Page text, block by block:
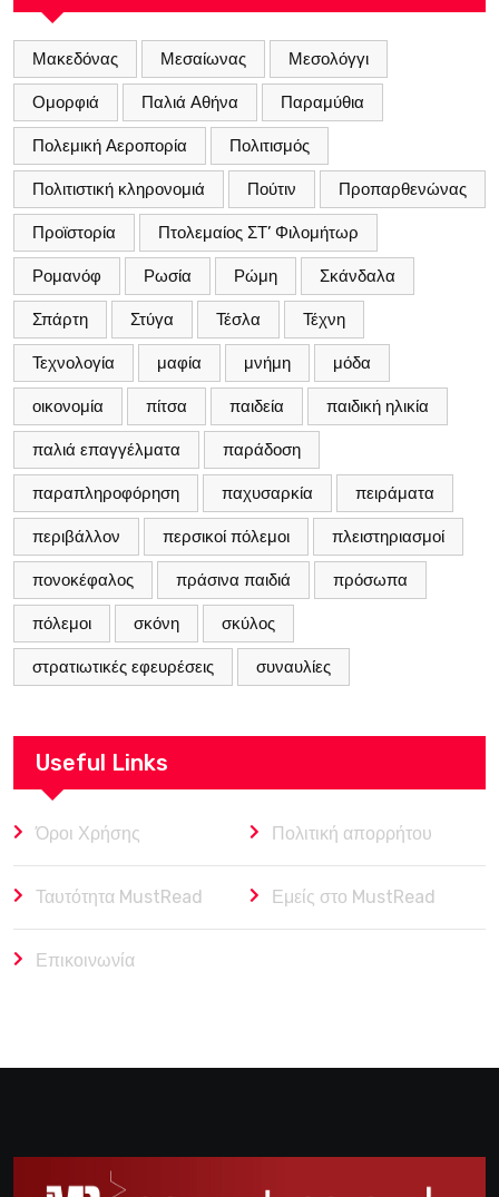
Μακεδόνας Μεσαίωνας Μεσολόγγι
Ομορφιά Παλιά Αθήνα Παραμύθια
Πολεμική Αεροπορία Πολιτισμός
Πολιτιστική κληρονομιά Πούτιν Προπαρθενώνας
Προϊστορία Πτολεμαίος ΣΤ’ Φιλομήτωρ
Ρομανόφ Ρωσία Ρώμη Σκάνδαλα
Σπάρτη Στύγα Τέσλα Τέχνη
Τεχνολογία μαφία μνήμη μόδα
οικονομία πίτσα παιδεία παιδική ηλικία
παλιά επαγγέλματα παράδοση
παραπληροφόρηση παχυσαρκία πειράματα
περιβάλλον περσικοί πόλεμοι πλειστηριασμοί
πονοκέφαλος πράσινα παιδιά πρόσωπα
πόλεμοι σκόνη σκύλος
στρατιωτικές εφευρέσεις συναυλίες
Useful Links
Όροι Χρήσης Πολιτική απορρήτου
Ταυτότητα MustRead Εμείς στο MustRead
Επικοινωνία